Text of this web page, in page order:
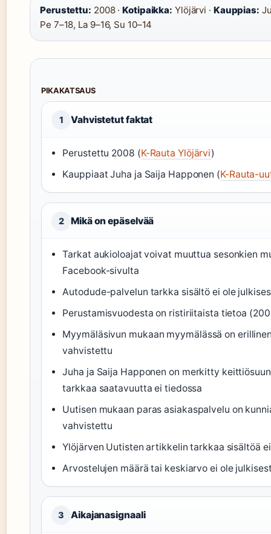
Perustettu: 2008 ·Kotipaikka: Ylöjärvi · Kauppias:
Pe 7–18, La 9–16, Su 10–14
PIKAKATSAUS
1 Vahvistetut faktat
Perustettu 2008 (K-Rauta Ylöjärvi)
Kauppiaat Juha ja Saija Happonen (K-Rauta-
2 Mikä on epäselvää
Tarkat aukioloajat voivat muuttua sesonkien
Facebook-sivulta
Autodude-palvelun tarkka sisältö ei ole
Perustamisvuodesta on ristiriitaista tietoa
Myymäläsivun mukaan myymälässä on
vahvistettu
Juha ja Saija Happonen on merkitty
tarkkaa saatavuutta ei tiedossa
Uutisen mukaan paras asiakaspalvelu on
vahvistettu
Ylöjärven Uutisten artikkelin tarkkaa sisältöä
Arvostelujen määrä tai keskiarvo ei ole
3 Aikajanasignaali